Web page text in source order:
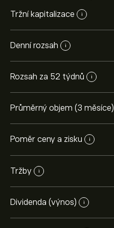
Tržní kapitalizace i
Denní rozsah i
Rozsah za 52 týdnů i
Průměrný objem (3 měsíce)
Poměr ceny a zisku i
Tržby i
Dividenda (výnos) i